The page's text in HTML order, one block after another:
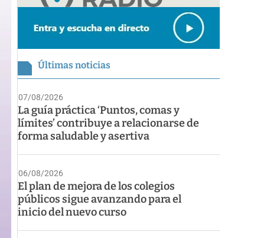
Últimas noticias
07/08/2026
La guía práctica ‘Puntos, comas y
límites’ contribuye a relacionarse de
forma saludable y asertiva
06/08/2026
El plan de mejora de los colegios
públicos sigue avanzando para el
inicio del nuevo curso